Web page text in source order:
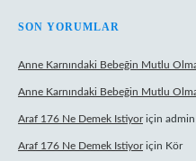
SON YORUMLAR
Anne Karnındaki Bebeğin Mutlu
Anne Karnındaki Bebeğin Mutlu
Araf 176 Ne Demek Istiyoriçin admin
Araf 176 Ne Demek Istiyoriçin Kör